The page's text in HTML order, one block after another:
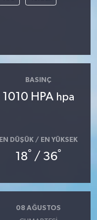
BASINÇ
1010 HPA hpa
EN DÜŞÜK / EN YÜKSEK
18° / 36°
08 AĞUSTOS